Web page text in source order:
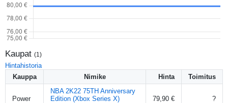
Kaupat (1 )
Hintahistoria
Kauppa
Nimike Hinta Toimitus
Power
NBA 2K22 75TH Anniversary
Edition (Xbox Series X)
79,90 € ?